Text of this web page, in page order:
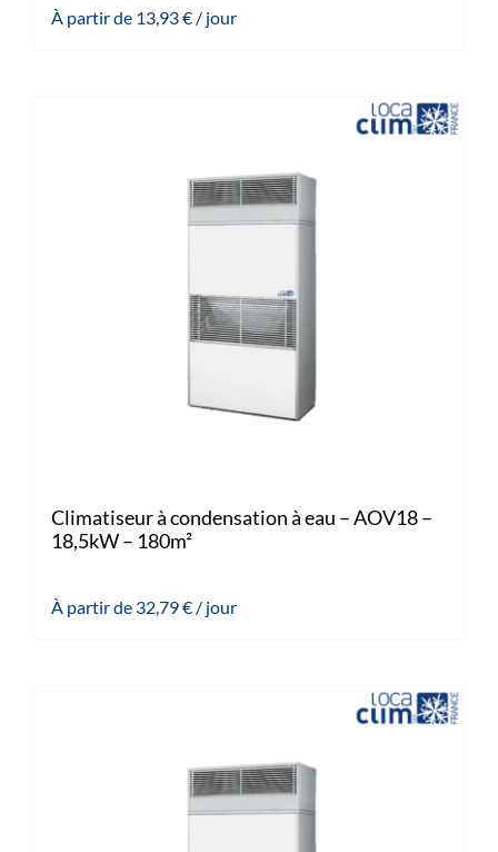
À partir de 13,93€/ jour
Climatiseur à condensation à eau – AOV18 –
18,5kW – 180m²
À partir de 32,79€/ jour